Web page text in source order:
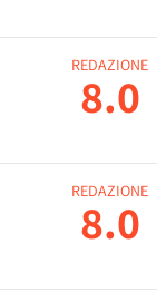
REDAZIONE
8.0
REDAZIONE
8.0